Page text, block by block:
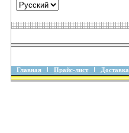
Главная Прайс-лист